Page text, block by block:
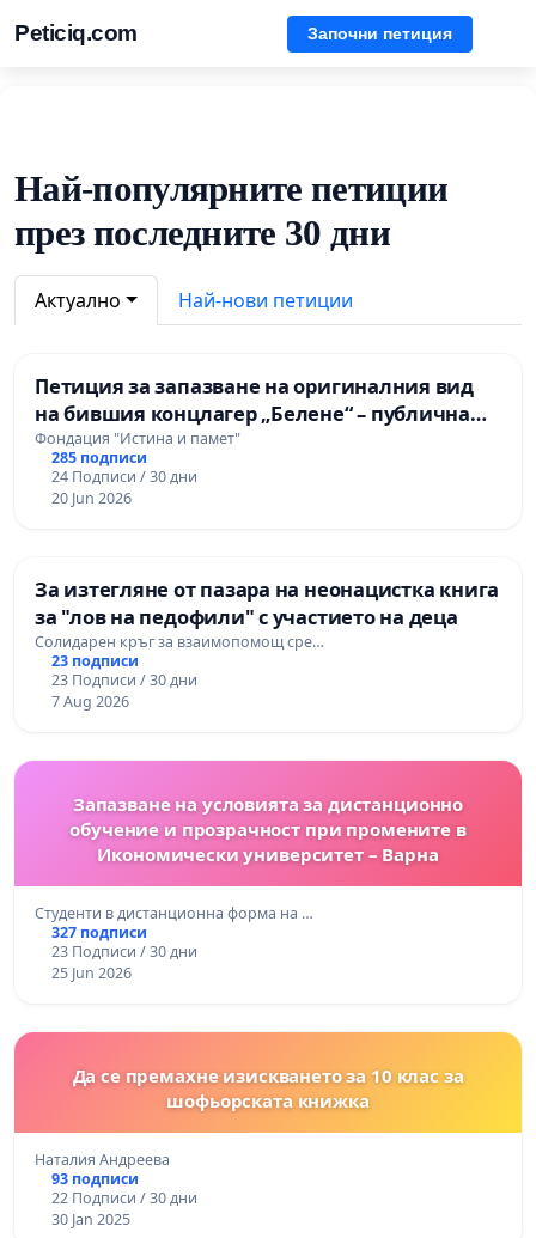
Peticiq.com Започни петиция
Най-популярните петиции
през последните 30 дни
Актуално Най-нови петиции
Петиция за запазване на оригиналния вид
на бившия концлагер „Белене“ – публична
държавна собственост – и отнемане на
правото на управление на имота от община
Белене поради неизпълнение и подмяна на
Фондация "Истина и памет"
285 подписи
24 Подписи / 30 дни
20 Jun 2026
За изтегляне от пазара на неонацистка книга
за "лов на педофили" с участието на деца
Солидарен кръг за взаимопомощ сре…
23 подписи
23 Подписи / 30 дни
7 Aug 2026
Запазване на условията за дистанционно
обучение и прозрачност при промените в
Икономически университет – Варна
Студенти в дистанционна форма на …
327 подписи
23 Подписи / 30 дни
25 Jun 2026
Да се премахне изискването за 10 клас за
шофьорската книжка
Наталия Андреева
93 подписи
22 Подписи / 30 дни
30 Jan 2025